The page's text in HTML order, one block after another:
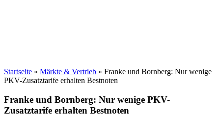
Startseite » Märkte & Vertrieb » Franke und Bornberg: Nur wenige
PKV-Zusatztarife erhalten Bestnoten
Franke und Bornberg: Nur wenige PKV-
Zusatztarife erhalten Bestnoten